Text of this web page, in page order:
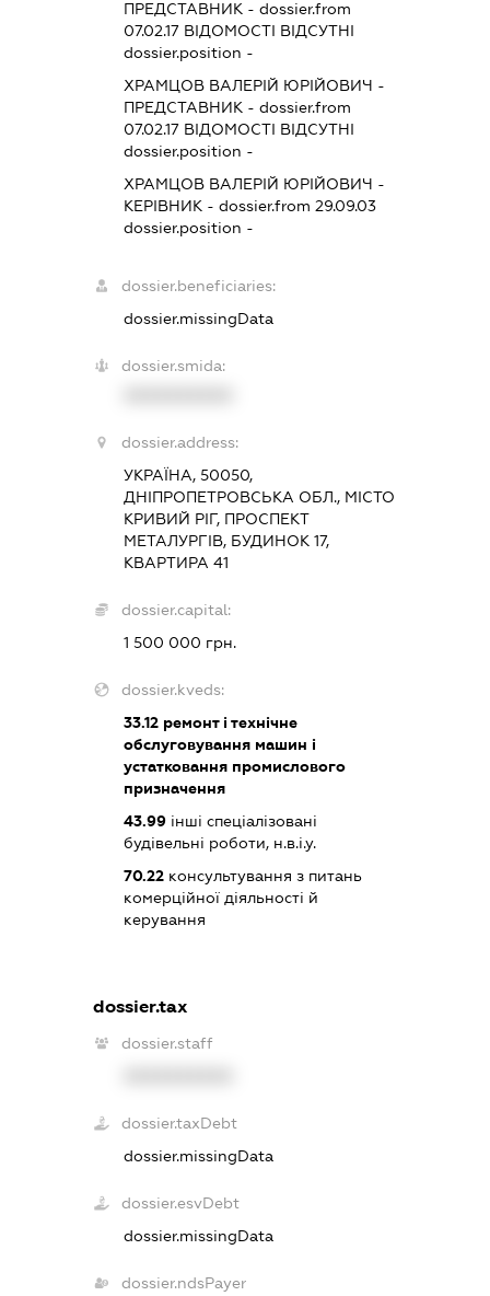
ПРЕДСТАВНИК - dossier.from
07.02.17ВІДОМОСТІ ВІДСУТНІ
dossier.position -
ХРАМЦОВ ВАЛЕРІЙ ЮРІЙОВИЧ -
ПРЕДСТАВНИК - dossier.from
07.02.17ВІДОМОСТІ ВІДСУТНІ
dossier.position -
ХРАМЦОВ ВАЛЕРІЙ ЮРІЙОВИЧ -
КЕРІВНИК - dossier.from 29.09.03
dossier.position -
dossier.beneficiaries:
dossier.missingData
dossier.smida:
dossier.address:
УКРАЇНА, 50050,
ДНІПРОПЕТРОВСЬКА ОБЛ., МІСТО
КРИВИЙ РІГ, ПРОСПЕКТ
МЕТАЛУРГІВ, БУДИНОК 17,
КВАРТИРА 41
dossier.capital:
1 500 000 грн.
dossier.kveds:
33.12ремонт і технічне
обслуговування машин і
устатковання промислового
призначення
43.99інші спеціалізовані
будівельні роботи, н.в.і.у.
70.22консультування з питань
комерційної діяльності й
керування
dossier.tax
dossier.staff
dossier.taxDebt
dossier.missingData
dossier.esvDebt
dossier.missingData
dossier.ndsPayer